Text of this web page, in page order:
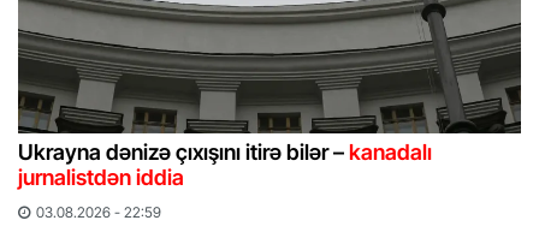
Ukrayna dənizə çıxışını itirə bilər –kanadalı
jurnalistdən iddia
03.08.2026 - 22:59